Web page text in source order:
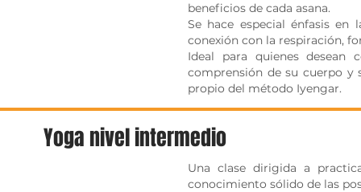
beneficios de cada asana.
Se hace especial énfasis en
conexión con la respiración,
Ideal para quienes
comprensión de su cuerpo
propio del método Iyengar.
Yoga nivel intermedio
Una clase dirigida a
conocimiento sólido de las